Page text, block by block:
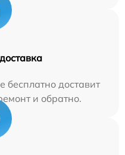
бесплатно доставит
и обратно.